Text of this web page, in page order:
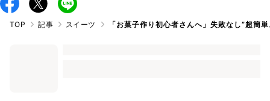
TOP 記事 スイーツ 「お菓子作り初心者さんへ」失敗なし”超簡